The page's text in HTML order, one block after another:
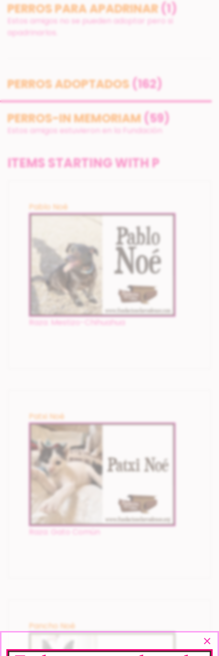
PERROS PARA APADRINAR(1)
Estos amigos no se pueden adoptar pero si
apadrinarlos.
PERROS ADOPTADOS(162)
PERROS-IN MEMORIAM(59)
Estos amigos estuvieron en la Fundación
ITEMS STARTING WITH P
Pablo Noé
Raza: Mestizo-Chihuahua
Patxi Noé
Pancho Noé
×